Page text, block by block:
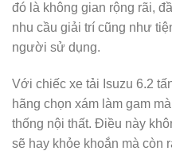
đó là không gian rộng rãi,
nhu cầu giải trí cũng như
người sử dụng.
Với chiếc xe tải Isuzu 6.2
hãng chọn xám làm gam
thống nội thất. Điều này
sẽ hay khỏe khoắn mà còn